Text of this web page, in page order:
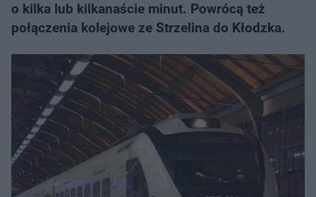
o kilka lub kilkanaście minut. Powrócą też
połączenia kolejowe ze Strzelina do Kłodzka.